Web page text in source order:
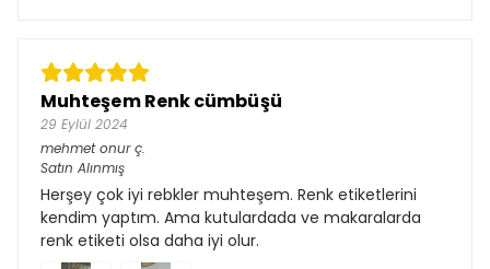
Muhteşem Renk cümbüşü
29 Eylül 2024
mehmet onur ç.
Satın Alınmış
Herşey çok iyi rebkler muhteşem. Renk etiketlerini
kendim yaptım. Ama kutulardada ve makaralarda
renk etiketi olsa daha iyi olur.